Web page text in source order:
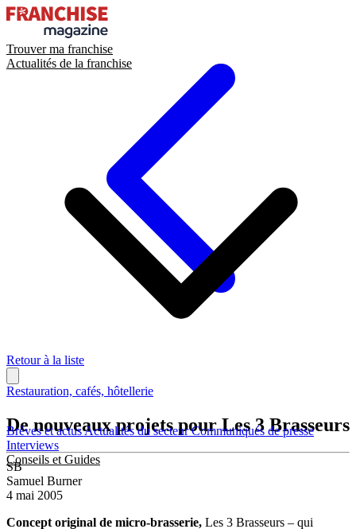
Trouver ma franchise
Actualités de la franchise
Brèves et actusActualités du secteurCommuniqués de presse
Interviews
Conseils et Guides
Retour à la liste
Restauration, cafés, hôtellerie
De nouveaux projets pour Les 3 Brasseurs
SB
Samuel Burner
4 mai 2005
Concept original de micro-brasserie, Les 3 Brasseurs – qui